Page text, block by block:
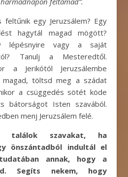
egy Jeruzsálem? Egy
hagytál magad mögött?
lépésnyire vagy a saját
Tanulj a Mesteredtől.
a Jerikótól Jeruzsálembe
töltsd meg a szádat
a csüggedés sötét köde
bátorságot Isten szavából.
menj Jeruzsálem felé.
találok szavakat, ha
önszántadból indultál el
annak, hogy a
Segíts nekem, hogy